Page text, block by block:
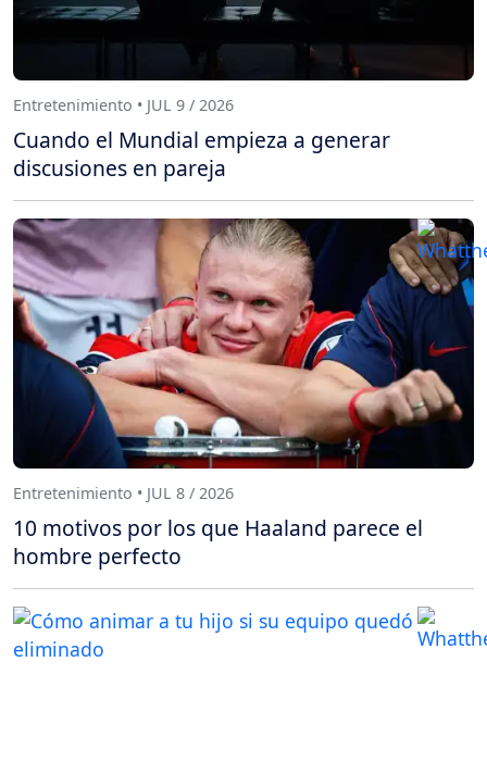
Entretenimiento • JUL 9 / 2026
Cuando el Mundial empieza a generar
discusiones en pareja
Entretenimiento • JUL 8 / 2026
10 motivos por los que Haaland parece el
hombre perfecto